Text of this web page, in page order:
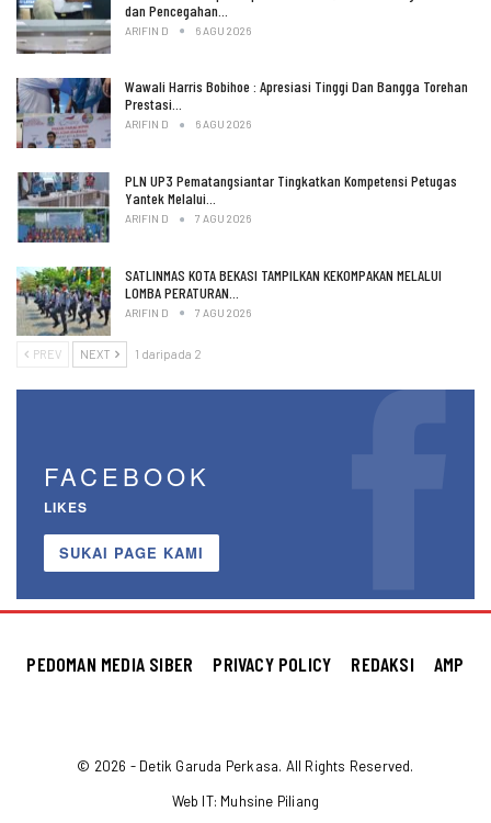
dan Pencegahan…
ARIFIN D 6 AGU 2026
Wawali Harris Bobihoe : Apresiasi Tinggi Dan Bangga Torehan
Prestasi…
ARIFIN D 6 AGU 2026
PLN UP3 Pematangsiantar Tingkatkan Kompetensi Petugas
Yantek Melalui…
ARIFIN D 7 AGU 2026
SATLINMAS KOTA BEKASI TAMPILKAN KEKOMPAKAN MELALUI
LOMBA PERATURAN…
ARIFIN D 7 AGU 2026
PREV NEXT 1 daripada 2
FACEBOOK
LIKES
SUKAI PAGE KAMI
PEDOMAN MEDIA SIBER PRIVACY POLICY REDAKSI AMP
© 2026 - Detik Garuda Perkasa. All Rights Reserved.
Web IT: Muhsine Piliang